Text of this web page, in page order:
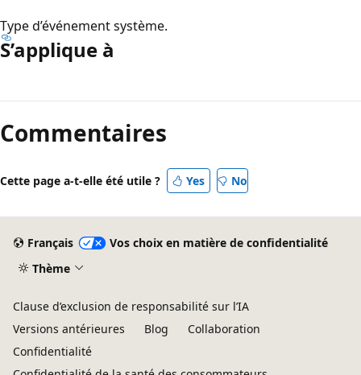
Type d’événement système.
S’applique à
lecture
désactivé
Commentaires
Cette page a-t-elle été utile ? Yes No
Français
Vos choix en matière de confidentialité
Thème
Clause d’exclusion de responsabilité sur l’IA
Versions antérieures
Blog
Collaboration
Confidentialité